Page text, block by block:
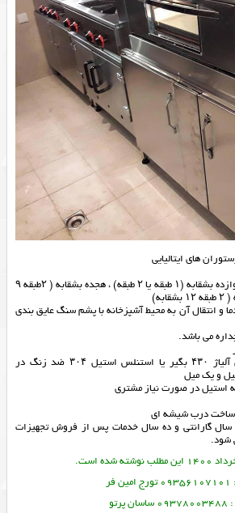
های ایتالیایی
در ظرفیت های نه بشقابه ، دوازده بشقابه (۱ طبقه یا ۲ طبقه) ، هجده بشقابه ( ۲طبقه ۹
و انتقال آن به محیط آشپزخانه با پشم سنگ عایق بندی
بدنه ساخته شده از استیل آلیاژ ۴۳۰ بگیر یا استنلس استیل ۳۰۴ ضد زنگ در
استیل در صورت نیاز مشتری
درب شیشه ای
سال گارانتی و ده سال خدمات پس از فروشتجهیزات
شود.